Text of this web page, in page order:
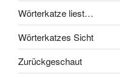
Wörterkatze liest…
Wörterkatzes Sicht
Zurückgeschaut